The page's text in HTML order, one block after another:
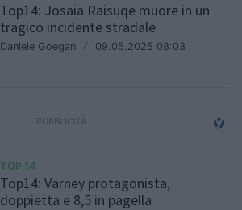
Top14: Josaia Raisuqe muore in un
tragico incidente stradale
Daniele Goegan / 09.05.2025 08:03
TOP 14
Top14: Varney protagonista,
doppietta e 8,5 in pagella